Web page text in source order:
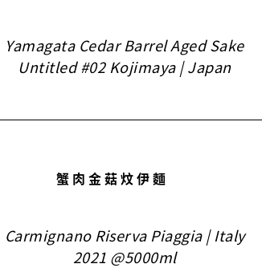
Yamagata Cedar Barrel Aged Sake
Untitled #02 Kojimaya | Japan
蟹肉金菇炆伊麵
Carmignano Riserva Piaggia | Italy
2021 @5000ml